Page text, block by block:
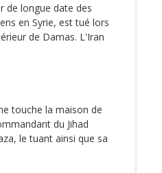
de longue date des
en Syrie, est tué lors
de Damas. L'Iran
touche la maison de
du Jihad
le tuant ainsi que sa